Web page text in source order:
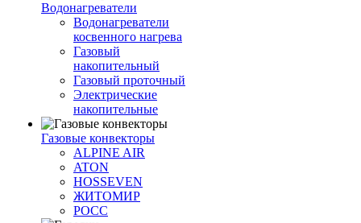
Водонагреватели
Водонагреватели
косвенного нагрева
Газовый
накопительный
Газовый проточный
Электрические
накопительные
Газовые конвекторы
ALPINE AIR
ATON
HOSSEVEN
ЖИТОМИР
РОСС